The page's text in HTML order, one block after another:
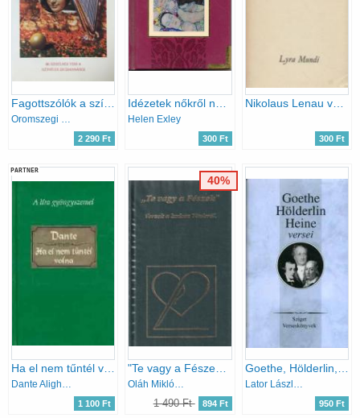
2 290 Ft
Helen Exley
300 Ft
Nikolaus Lenau versei (Lyra Mundi)
300 Ft
PARTNER
Dante Alighieri
1 100 Ft
Oláh Miklós (szerk.)
1 490 Ft 894 Ft
40%
Lator László /szerk./
950 Ft